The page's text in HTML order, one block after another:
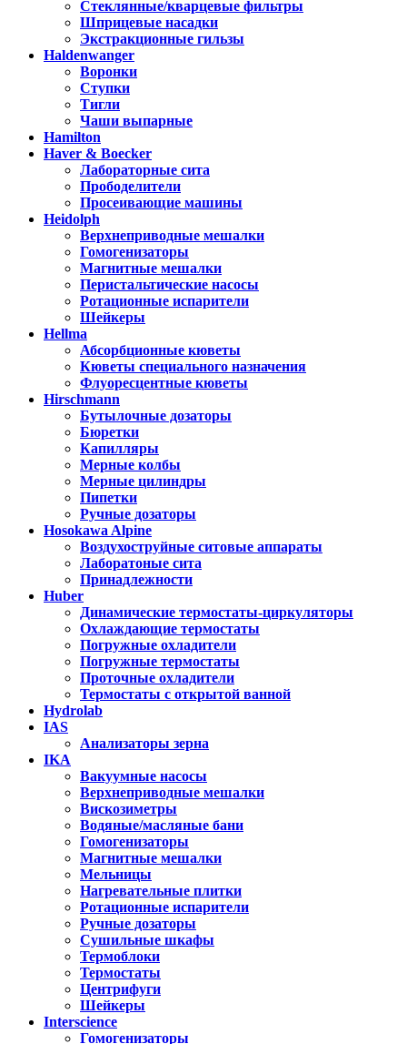
Стеклянные/кварцевые фильтры
Шприцевые насадки
Экстракционные гильзы
Haldenwanger
Воронки
Ступки
Тигли
Чаши выпарные
Hamilton
Haver & Boecker
Лабораторные сита
Прободелители
Просеивающие машины
Heidolph
Верхнеприводные мешалки
Гомогенизаторы
Магнитные мешалки
Перистальтические насосы
Ротационные испарители
Шейкеры
Hellma
Абсорбционные кюветы
Кюветы специального назначения
Флуоресцентные кюветы
Hirschmann
Бутылочные дозаторы
Бюретки
Капилляры
Мерные колбы
Мерные цилиндры
Пипетки
Ручные дозаторы
Hosokawa Alpine
Воздухоструйные ситовые аппараты
Лаборатоные сита
Принадлежности
Huber
Динамические термостаты-циркуляторы
Охлаждающие термостаты
Погружные охладители
Погружные термостаты
Проточные охладители
Термостаты с открытой ванной
Hydrolab
IAS
Анализаторы зерна
IKA
Вакуумные насосы
Верхнеприводные мешалки
Вискозиметры
Водяные/масляные бани
Гомогенизаторы
Магнитные мешалки
Мельницы
Нагревательные плитки
Ротационные испарители
Ручные дозаторы
Сушильные шкафы
Термоблоки
Термостаты
Центрифуги
Шейкеры
Interscience
Гомогенизаторы